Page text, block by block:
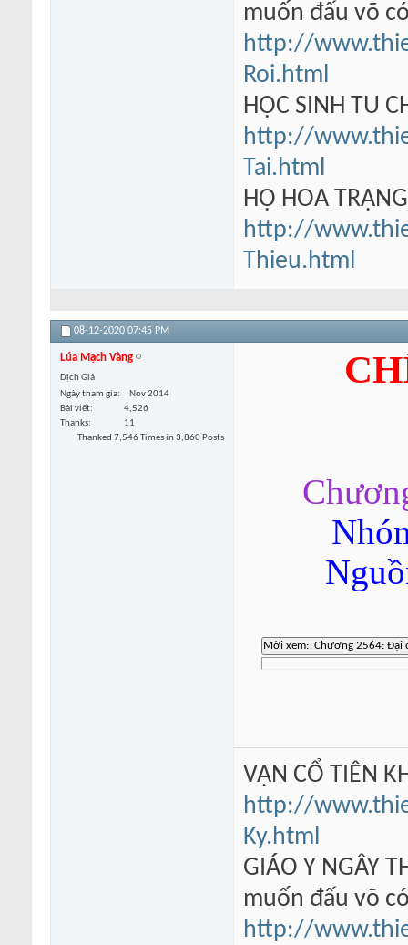
muốn đấu võ
http://
Roi.html
HỌC SINH TU
http://
Tai.html
HỘ HOA
http://
Thieu.html
08-12-2020 07:45 PM
Lúa Mạch Vàng
Dịch Giả
Ngày tham gia
Nov 2014
Bài viết
4,526
Thanks
11
Thanked 7,546 Times in 3,860 Posts
VẠN CỔ TIÊN
http://
Ky.html
GIÁO Y NGÂY
muốn đấu võ
http://